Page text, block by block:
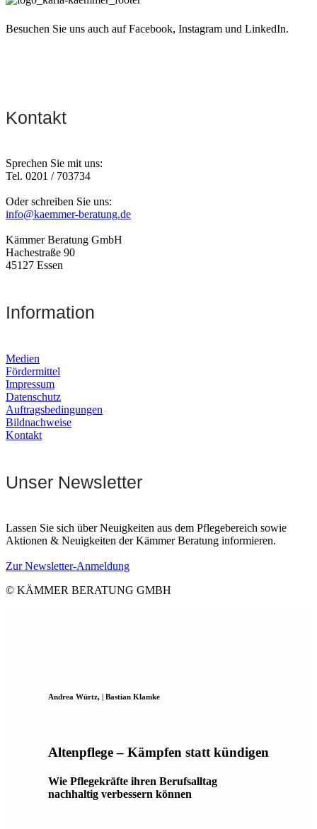
Besuchen Sie uns auch auf Facebook, Instagram und LinkedIn.
Kontakt
Sprechen Sie mit uns:
Tel. 0201 / 703734
Oder schreiben Sie uns:
info@kaemmer-beratung.de
Kämmer Beratung GmbH
Hachestraße 90
45127 Essen
Information
Medien
Fördermittel
Impressum
Datenschutz
Auftragsbedingungen
Bildnachweise
Kontakt
Unser Newsletter
Lassen Sie sich über Neuigkeiten aus dem Pflegebereich sowie
Aktionen & Neuigkeiten der Kämmer Beratung informieren.
Zur Newsletter-Anmeldung
© KÄMMER BERATUNG GMBH
Andrea Würtz, | Bastian Klamke
Altenpflege – Kämpfen statt kündigen
Wie Pflegekräfte ihren Berufsalltag
nachhaltig verbessern können